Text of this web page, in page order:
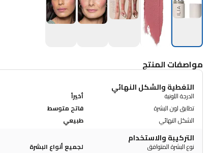
مواصفات المنتج
التغطية والشكل النهائي
الدرجة اللونية أخيراً
تطابق لون البشرة
فاتح متوسط
الشكل النهائي
طبيعي
التركيبة والاستخدام
نوع البشرة المتوافق لجميع أنواع البشرة